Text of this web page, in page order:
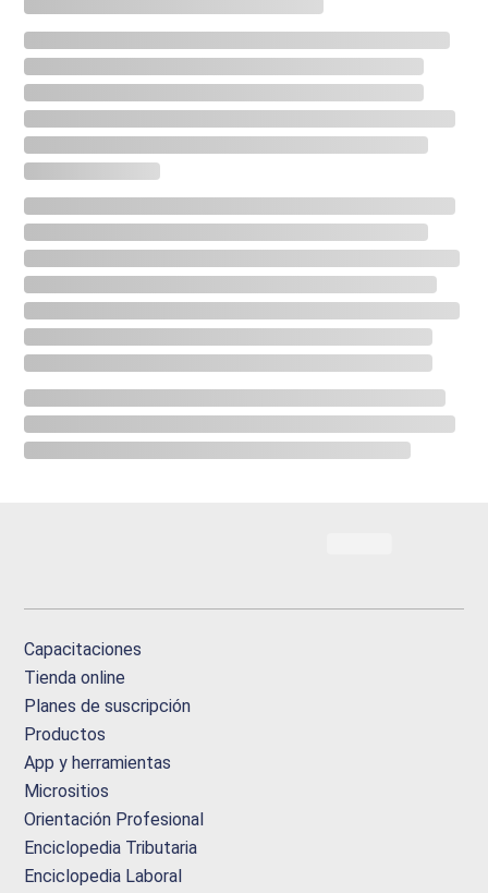
Capacitaciones
Tienda online
Planes de suscripción
Productos
App y herramientas
Micrositios
Orientación Profesional
Enciclopedia Tributaria
Enciclopedia Laboral